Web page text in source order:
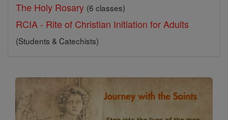
The Holy Rosary (6 classes)
RCIA - Rite of Christian Initiation for Adults
(Students & Catechists)